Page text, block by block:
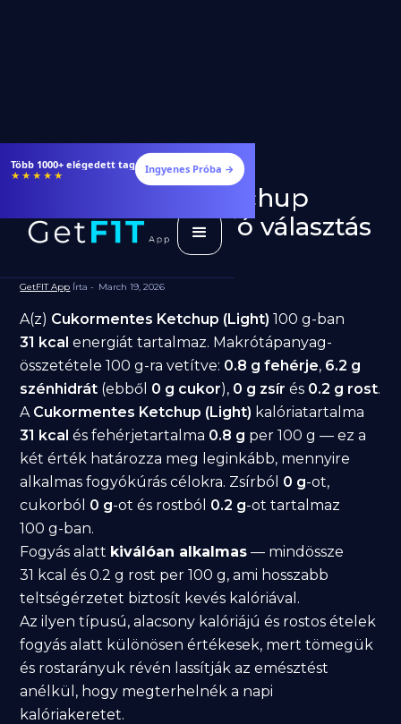
Több 1000+ elégedett tag
★★★★★ Ingyenes Próba →
Cukormentes Ketchup
(Light) fogyásra: jó választás
GetFIT App Írta - March 19, 2026
A(z) Cukormentes Ketchup (Light) 100 g-ban
31 kcal energiát tartalmaz. Makrótápanyag-
összetétele 100 g-ra vetítve: 0.8 g fehérje, 6.2 g
szénhidrát (ebből 0 g cukor), 0 g zsír és 0.2 g rost.
A Cukormentes Ketchup (Light) kalóriatartalma
31 kcal és fehérjetartalma 0.8 g per 100 g — ez a
két érték határozza meg leginkább, mennyire
alkalmas fogyókúrás célokra. Zsírból 0 g-ot,
cukorból 0 g-ot és rostból 0.2 g-ot tartalmaz
100 g-ban.
Fogyás alatt kiválóan alkalmas — mindössze
31 kcal és 0.2 g rost per 100 g, ami hosszabb
teltségérzetet biztosít kevés kalóriával.
Az ilyen típusú, alacsony kalóriájú és rostos ételek
fogyás alatt különösen értékesek, mert tömegük
és rostarányuk révén lassítják az emésztést
anélkül, hogy megterhelnék a napi
kalóriakeretet.